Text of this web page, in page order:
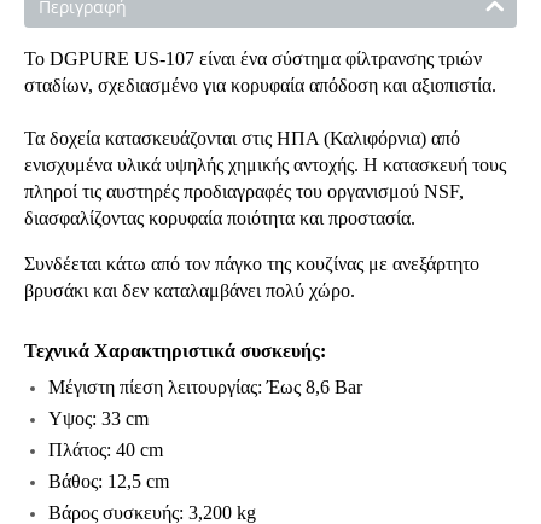
Περιγραφή
Το DGPURE US-107 είναι ένα σύστημα φίλτρανσης τριών
σταδίων, σχεδιασμένο για κορυφαία απόδοση και αξιοπιστία.
Τα δοχεία κατασκευάζονται στις ΗΠΑ (Καλιφόρνια) από
ενισχυμένα υλικά υψηλής χημικής αντοχής. Η κατασκευή τους
πληροί τις αυστηρές προδιαγραφές του οργανισμού NSF,
διασφαλίζοντας κορυφαία ποιότητα και προστασία.
Συνδέεται κάτω από τον πάγκο της κουζίνας με ανεξάρτητο
βρυσάκι και δεν καταλαμβάνει πολύ χώρο.
Τεχνικά Χαρακτηριστικά συσκευής:
Μέγιστη πίεση λειτουργίας: Έως 8,6 Bar
Υψος: 33 cm
Πλάτος: 40 cm
Βάθος: 12,5 cm
Bάρος συσκευής: 3,200 kg